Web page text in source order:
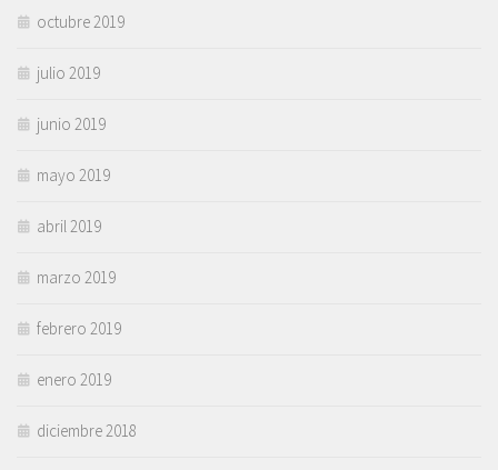
octubre 2019
julio 2019
junio 2019
mayo 2019
abril 2019
marzo 2019
febrero 2019
enero 2019
diciembre 2018